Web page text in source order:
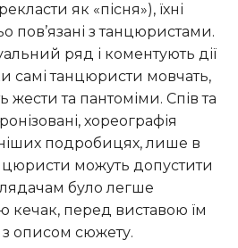
як «пісня»), їхні
пов’язані з танцюристами.
ряд і коментують дії
самі танцюристи мовчать,
жести та пантоміми. Спів та
хореографія
подробицях, лише в
можуть допустити
було легше
кечак, перед виставою їм
описом сюжету.